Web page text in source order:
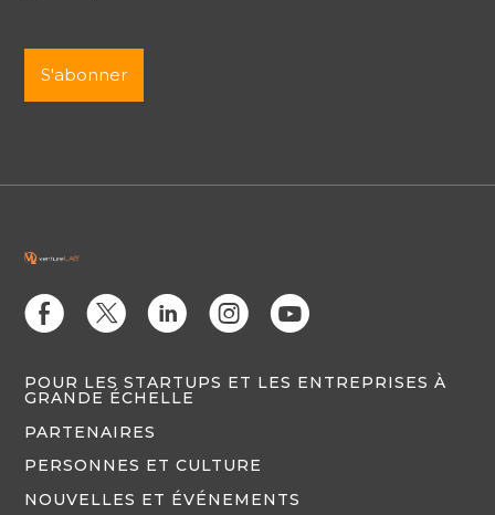
E D C Q M
POUR LES STARTUPS ET LES ENTREPRISES À
GRANDE ÉCHELLE
PARTENAIRES
PERSONNES ET CULTURE
NOUVELLES ET ÉVÉNEMENTS